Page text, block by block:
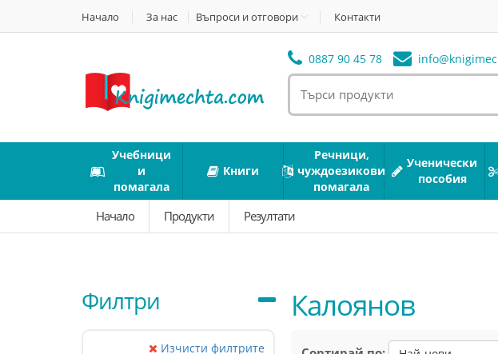
Начало За нас Въпроси и отговори Контакти
0887 90 45 78 info@
Учебници
и
помагала
Книги
Речници,
чуждоезикови
помагала
Ученически
пособия
Начало Продукти Резултати
Филтри
Изчисти филтрите
Калоянов